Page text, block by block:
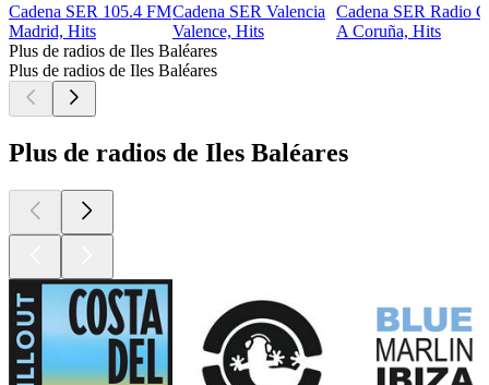
Cadena SER 105.4 FM
Madrid, Hits
Cadena SER Valencia
Valence, Hits
Cadena SER Radio
A Coruña, Hits
Plus de radios de Iles Baléares
Plus de radios de Iles Baléares
Plus de radios de Iles Baléares